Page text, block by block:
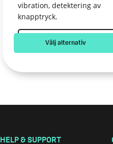
vibration, detektering av
knapptryck.
Välj alternativ
HELP & SUPPORT